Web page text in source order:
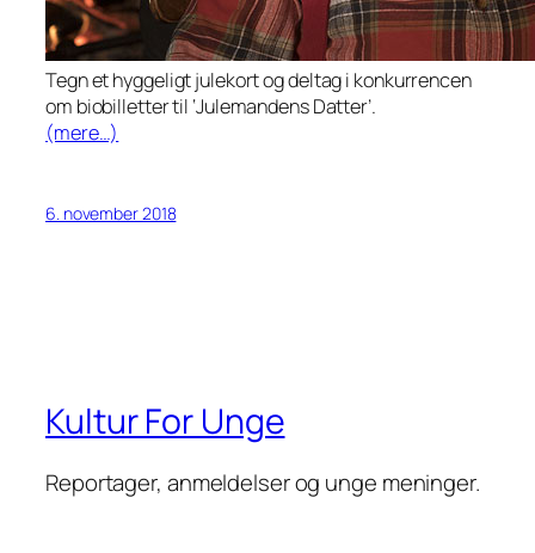
Tegn et hyggeligt julekort og deltag i konkurrencen
om biobilletter til ‘Julemandens Datter’.
(mere…)
6. november 2018
Kultur For Unge
Reportager, anmeldelser og unge meninger.